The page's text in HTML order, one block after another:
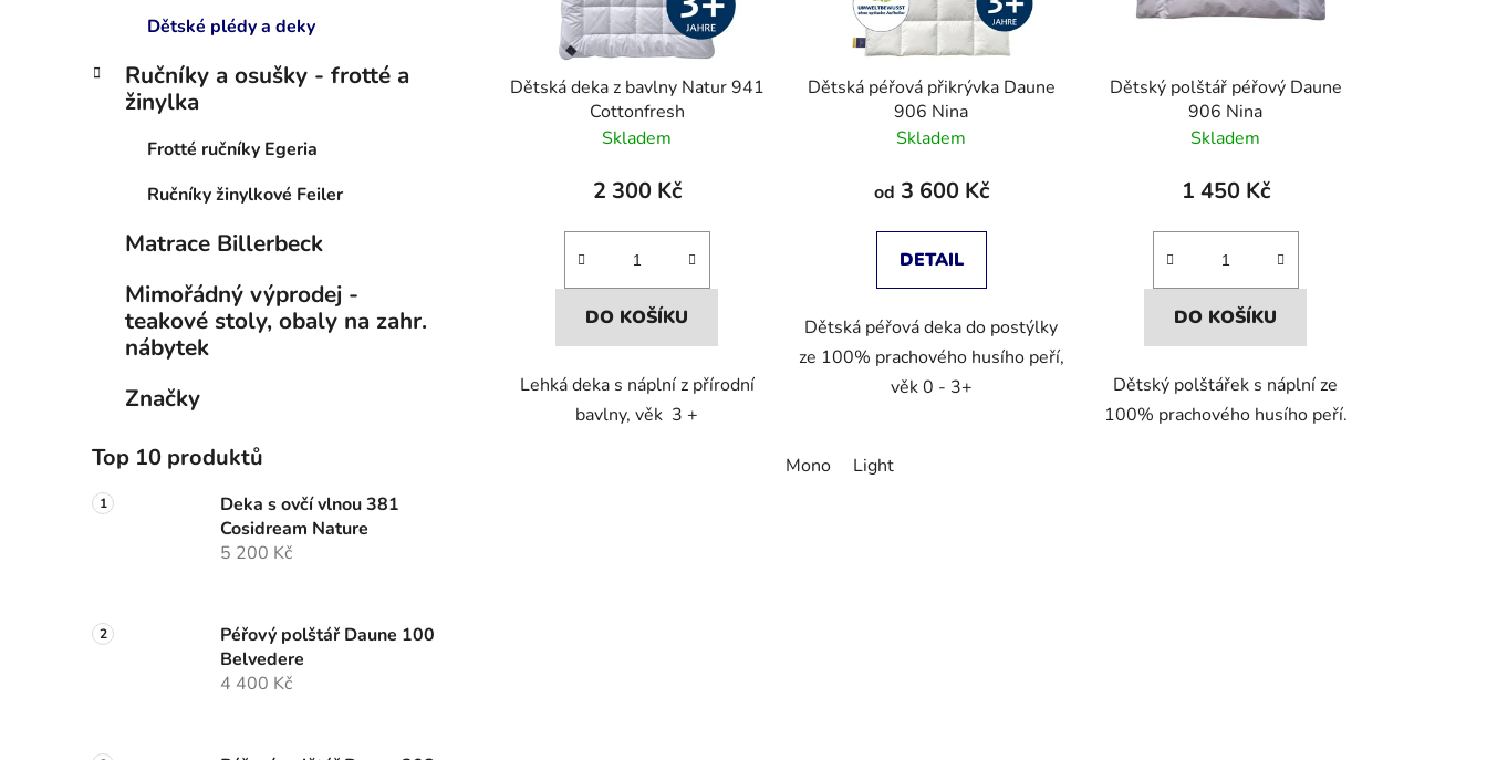
Dětské plédy a deky
Ručníky a osušky - frotté a
žinylka
Frotté ručníky Egeria
Ručníky žinylkové Feiler
Matrace Billerbeck
Mimořádný výprodej -
teakové stoly, obaly na zahr.
nábytek
Značky
Top 10 produktů
Deka s ovčí vlnou 381
Cosidream Nature
5 200 Kč
Péřový polštář Daune 100
Belvedere
4 400 Kč
Dětská deka z bavlny Natur 941
Cottonfresh
Skladem
2 300 Kč
DO KOŠÍKU
Lehká deka s náplní z přírodní
bavlny, věk 3 +
Dětská péřová přikrývka Daune
906 Nina
Skladem
od 3 600 Kč
DETAIL
Dětská péřová deka do postýlky
ze 100% prachového husího peří,
věk 0 - 3+
Mono Light
Dětský polštář péřový Daune
906 Nina
Skladem
1 450 Kč
DO KOŠÍKU
Dětský polštářek s náplní ze
100% prachového husího peří.